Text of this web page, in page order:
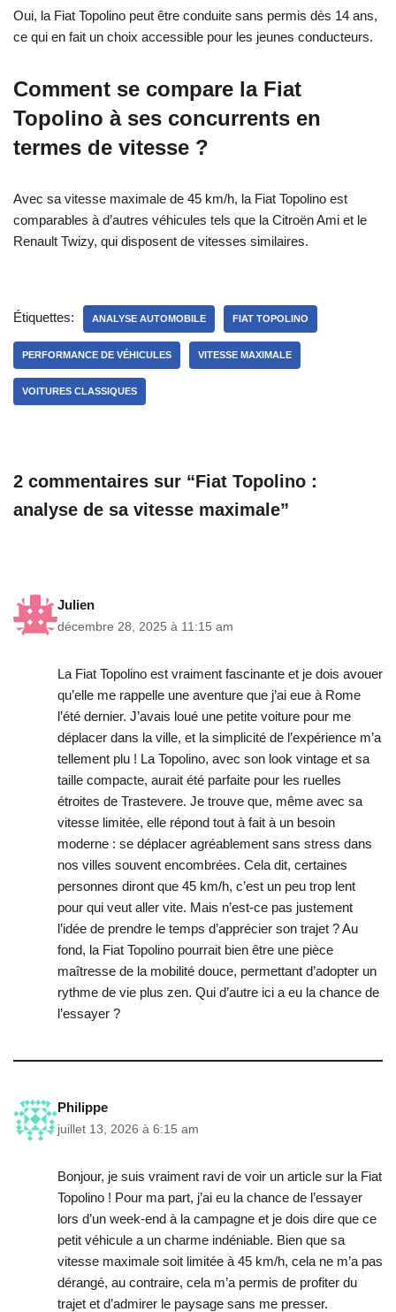
Oui, la Fiat Topolino peut être conduite sans permis dès 14 ans,
ce qui en fait un choix accessible pour les jeunes conducteurs.
Comment se compare la Fiat
Topolino à ses concurrents en
termes de vitesse ?
Avec sa vitesse maximale de 45 km/h, la Fiat Topolino est
comparables à d’autres véhicules tels que la Citroën Ami et le
Renault Twizy, qui disposent de vitesses similaires.
Étiquettes: ANALYSE AUTOMOBILE FIAT TOPOLINO
PERFORMANCE DE VÉHICULES VITESSE MAXIMALE
VOITURES CLASSIQUES
2 commentaires sur “Fiat Topolino :
analyse de sa vitesse maximale”
Julien
décembre 28, 2025 à 11:15 am
La Fiat Topolino est vraiment fascinante et je dois avouer
qu’elle me rappelle une aventure que j’ai eue à Rome
l’été dernier. J’avais loué une petite voiture pour me
déplacer dans la ville, et la simplicité de l’expérience m’a
tellement plu ! La Topolino, avec son look vintage et sa
taille compacte, aurait été parfaite pour les ruelles
étroites de Trastevere. Je trouve que, même avec sa
vitesse limitée, elle répond tout à fait à un besoin
moderne : se déplacer agréablement sans stress dans
nos villes souvent encombrées. Cela dit, certaines
personnes diront que 45 km/h, c’est un peu trop lent
pour qui veut aller vite. Mais n’est-ce pas justement
l’idée de prendre le temps d’apprécier son trajet ? Au
fond, la Fiat Topolino pourrait bien être une pièce
maîtresse de la mobilité douce, permettant d’adopter un
rythme de vie plus zen. Qui d’autre ici a eu la chance de
l’essayer ?
Philippe
juillet 13, 2026 à 6:15 am
Bonjour, je suis vraiment ravi de voir un article sur la Fiat
Topolino ! Pour ma part, j’ai eu la chance de l’essayer
lors d’un week-end à la campagne et je dois dire que ce
petit véhicule a un charme indéniable. Bien que sa
vitesse maximale soit limitée à 45 km/h, cela ne m’a pas
dérangé, au contraire, cela m’a permis de profiter du
trajet et d’admirer le paysage sans me presser.